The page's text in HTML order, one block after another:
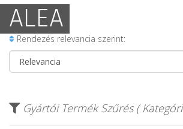
ALEA
Rendezés relevancia szerint:
Gyártói Termék Szűrés (